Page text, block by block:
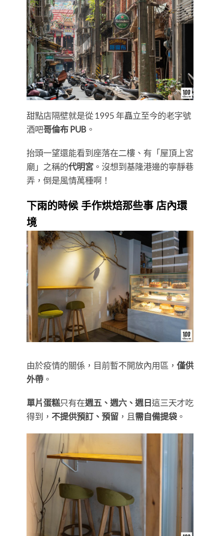
甜點店隔壁就是從 1995 年矗立至今的老字號
酒吧哥倫布 PUB 。
抬頭一望還能看到座落在二樓、有「屋頂上宮
廟」之稱的代明宮 。沒想到基隆港邊的寧靜巷
弄，倒是風情萬種啊！
下雨的時候 手作烘焙那些事 店內環
境
由於疫情的關係，目前暫不開放內用區， 僅供
外帶 。
單片蛋糕只有在週五、週六、週日這三天才吃
得到， 不提供預訂、預留 ，且 需自備提袋。